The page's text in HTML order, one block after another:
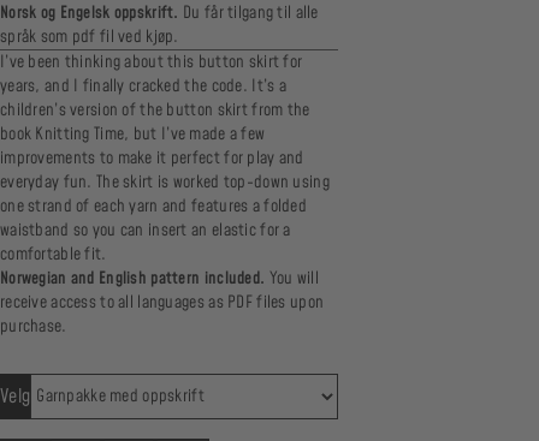
Norsk og Engelsk oppskrift. Du får tilgang til alle
språk som pdf fil ved kjøp.
I’ve been thinking about this button skirt for
years, and I finally cracked the code. It’s a
children’s version of the button skirt from the
book Knitting Time, but I’ve made a few
improvements to make it perfect for play and
everyday fun. The skirt is worked top-down using
one strand of each yarn and features a folded
waistband so you can insert an elastic for a
comfortable fit.
Norwegian and English pattern included. You will
receive access to all languages as PDF files upon
purchase.
Velg